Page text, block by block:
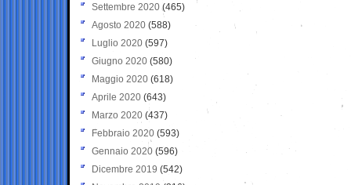
Settembre 2020(465)
Agosto 2020 (588)
Luglio 2020 (597)
Giugno 2020 (580)
Maggio 2020 (618)
Aprile 2020 (643)
Marzo 2020 (437)
Febbraio 2020 (593)
Gennaio 2020 (596)
Dicembre 2019 (542)